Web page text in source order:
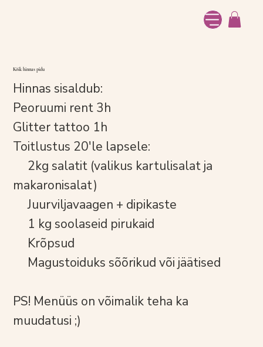
Kõik hinnas pidu
Hinnas sisaldub:
Peoruumi rent 3h
Glitter tattoo 1h
Toitlustus 20'le lapsele:
2kg salatit (valikus kartulisalat ja
makaronisalat)
Juurviljavaagen + dipikaste
1 kg soolaseid pirukaid
Krõpsud
Magustoiduks sõõrikud või jäätised
PS! Menüüs on võimalik teha ka
muudatusi ;)